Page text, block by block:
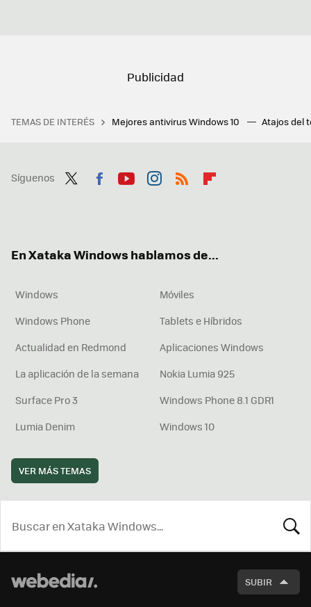
TEMAS DE INTERÉS Mejores antivirus Windows 10 Atajos del
Síguenos
En Xataka Windows hablamos de...
Windows
Móviles
Windows Phone
Tablets e Híbridos
Actualidad en Redmond
Aplicaciones Windows
La aplicación de la semana
Nokia Lumia 925
Surface Pro 3
Windows Phone 8.1 GDR1
Lumia Denim
Windows 10
VER MÁS TEMAS
SUBIR